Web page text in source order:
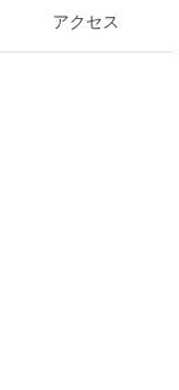
アクセス